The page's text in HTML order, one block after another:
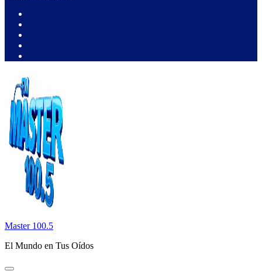
Master 100.5
El Mundo en Tus Oídos